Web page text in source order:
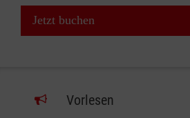
Jetzt buchen
Vorlesen